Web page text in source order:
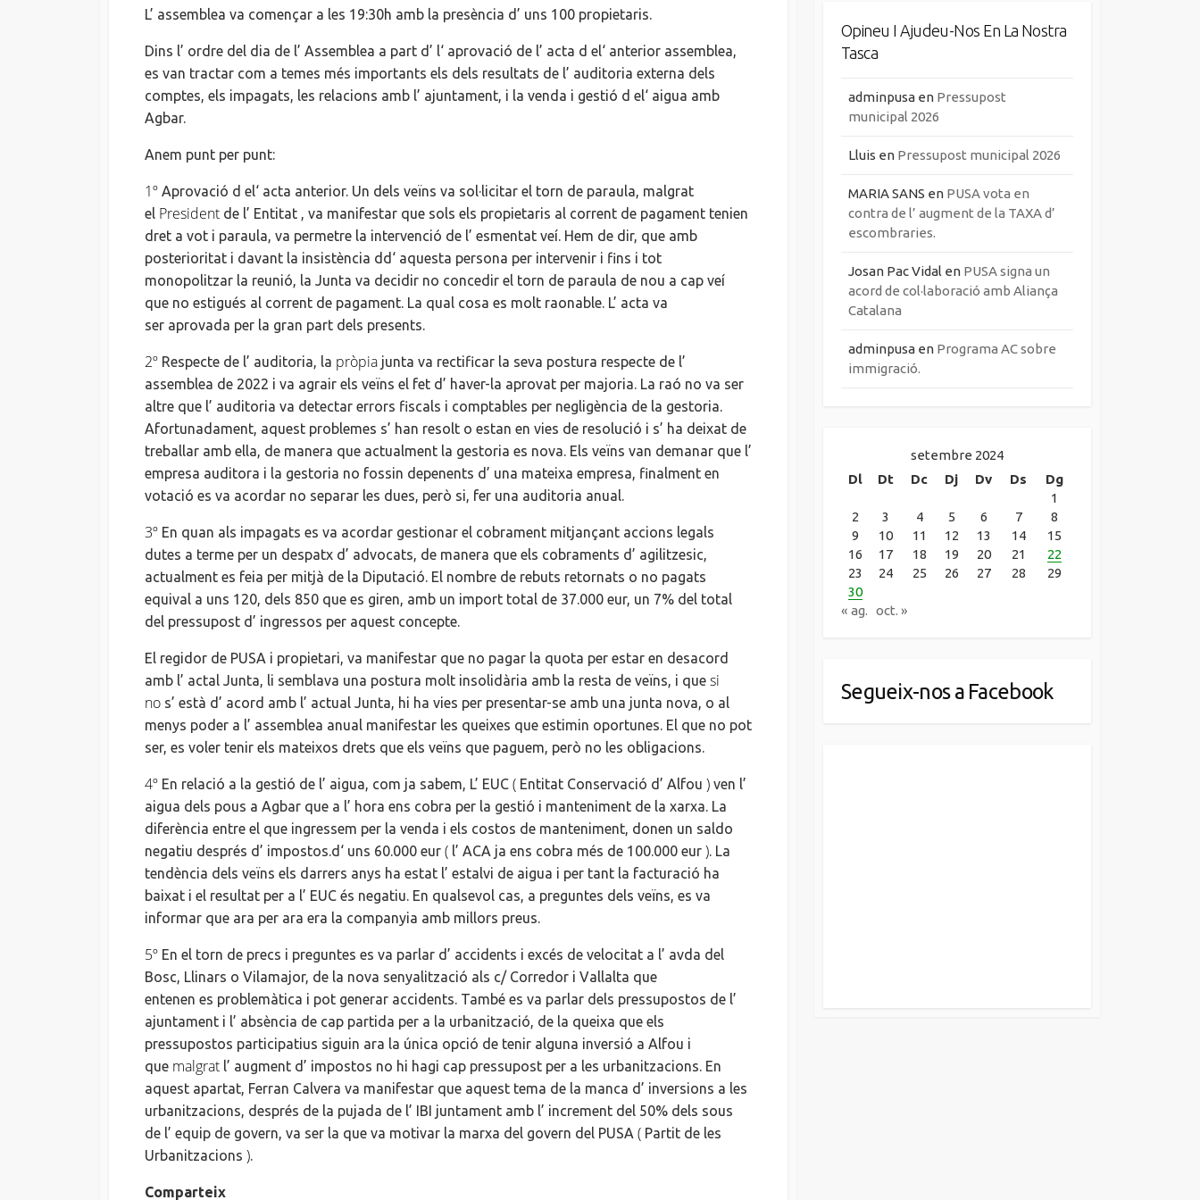
L’ assemblea va començar a les 19:30h amb la presència d’ uns 100 propietaris.
Dins l’ ordre del dia de l’ Assemblea a part d’ l‘ aprovació de l’ acta d el‘ anterior assemblea,
es van tractar com a temes més importants els dels resultats de l’ auditoria externa dels
comptes, els impagats, les relacions amb l’ ajuntament, i la venda i gestió d el‘ aigua amb
Agbar.
Anem punt per punt:
1º Aprovació d el‘ acta anterior. Un dels veïns va sol·licitar el torn de paraula, malgrat
el President de l’ Entitat , va manifestar que sols els propietaris al corrent de pagament tenien
dret a vot i paraula, va permetre la intervenció de l’ esmentat veí. Hem de dir, que amb
posterioritat i davant la insistència dd ‘ aquesta persona per intervenir i fins i tot
monopolitzar la reunió, la Junta va decidir no concedir el torn de paraula de nou a cap veí
que no estigués al corrent de pagament. La qual cosa es molt raonable. L’ acta va
ser aprovada per la gran part dels presents.
2º Respecte de l’ auditoria, la pròpia junta va rectificar la seva postura respecte de l’
assemblea de 2022 i va agrair els veïns el fet d’ haver-la aprovat per majoria. La raó no va ser
altre que l’ auditoria va detectar errors fiscals i comptables per negligència de la gestoria.
Afortunadament, aquest problemes s’ han resolt o estan en vies de resolució i s’ ha deixat de
treballar amb ella, de manera que actualment la gestoria es nova. Els veïns van demanar que l’
empresa auditora i la gestoria no fossin depenents d’ una mateixa empresa, finalment en
votació es va acordar no separar les dues, però si, fer una auditoria anual.
3º En quan als impagats es va acordar gestionar el cobrament mitjançant accions legals
dutes a terme per un despatx d’ advocats, de manera que els cobraments d’ agilitzesic,
actualment es feia per mitjà de la Diputació. El nombre de rebuts retornats o no pagats
equival a uns 120, dels 850 que es giren, amb un import total de 37.000 eur, un 7% del total
del pressupost d’ ingressos per aquest concepte.
El regidor de PUSA i propietari, va manifestar que no pagar la quota per estar en desacord
amb l’ actal Junta, li semblava una postura molt insolidària amb la resta de veïns, i que si
no s’ està d’ acord amb l’ actual Junta, hi ha vies per presentar-se amb una junta nova, o al
menys poder a l’ assemblea anual manifestar les queixes que estimin oportunes. El que no pot
ser, es voler tenir els mateixos drets que els veïns que paguem, però no les obligacions.
4º En relació a la gestió de l’ aigua, com ja sabem, L’ EUC ( Entitat Conservació d’ Alfou ) ven l’
aigua dels pous a Agbar que a l’ hora ens cobra per la gestió i manteniment de la xarxa. La
diferència entre el que ingressem per la venda i els costos de manteniment, donen un saldo
negatiu després d’ impostos.d ‘ uns 60.000 eur ( l’ ACA ja ens cobra més de 100.000 eur ). La
tendència dels veïns els darrers anys ha estat l’ estalvi de aigua i per tant la facturació ha
baixat i el resultat per a l’ EUC és negatiu. En qualsevol cas, a preguntes dels veïns, es va
informar que ara per ara era la companyia amb millors preus.
5º En el torn de precs i preguntes es va parlar d’ accidents i excés de velocitat a l’ avda del
Bosc, Llinars o Vilamajor, de la nova senyalització als c/ Corredor i Vallalta que
entenen es problemàtica i pot generar accidents. També es va parlar dels pressupostos de l’
ajuntament i l’ absència de cap partida per a la urbanització, de la queixa que els
pressupostos participatius siguin ara la única opció de tenir alguna inversió a Alfou i
que malgrat l’ augment d’ impostos no hi hagi cap pressupost per a les urbanitzacions. En
aquest apartat, Ferran Calvera va manifestar que aquest tema de la manca d’ inversions a les
urbanitzacions, després de la pujada de l’ IBI juntament amb l’ increment del 50% dels sous
de l’ equip de govern, va ser la que va motivar la marxa del govern del PUSA ( Partit de les
Urbanitzacions ).
Comparteix
Opineu I Ajudeu-Nos En La Nostra
Tasca
adminpusa en Pressupost
municipal 2026
Lluis en Pressupost municipal 2026
MARIA SANS en PUSA vota en
contra de l’ augment de la TAXA d’
escombraries.
Josan Pac Vidal en PUSA signa un
acord de col·laboració amb Aliança
Catalana
adminpusa en Programa AC sobre
immigració.
setembre 2024
Dl
Dt Dc Dj Dv Ds
Dg
1
2
3 4 5 6 7
8
9
10 11 12 13 14
15
16
17 18 19 20 21
22
23
24 25 26 27 28
29
30
« ag. oct. »
Segueix-nos a Facebook